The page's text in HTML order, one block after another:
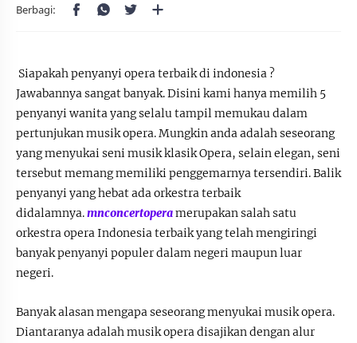
Siapakah penyanyi opera terbaik di indonesia ?
Jawabannya sangat banyak. Disini kami hanya memilih 5
penyanyi wanita yang selalu tampil memukau dalam
pertunjukan musik opera. Mungkin anda adalah seseorang
yang menyukai seni musik klasik Opera, selain elegan, seni
tersebut memang memiliki penggemarnya tersendiri. Balik
penyanyi yang hebat ada orkestra terbaik
didalamnya.mnconcertoperamerupakan salah satu
orkestra opera Indonesia terbaik yang telah mengiringi
banyak penyanyi populer dalam negeri maupun luar
negeri.
Banyak alasan mengapa seseorang menyukai musik opera.
Diantaranya adalah musik opera disajikan dengan alur